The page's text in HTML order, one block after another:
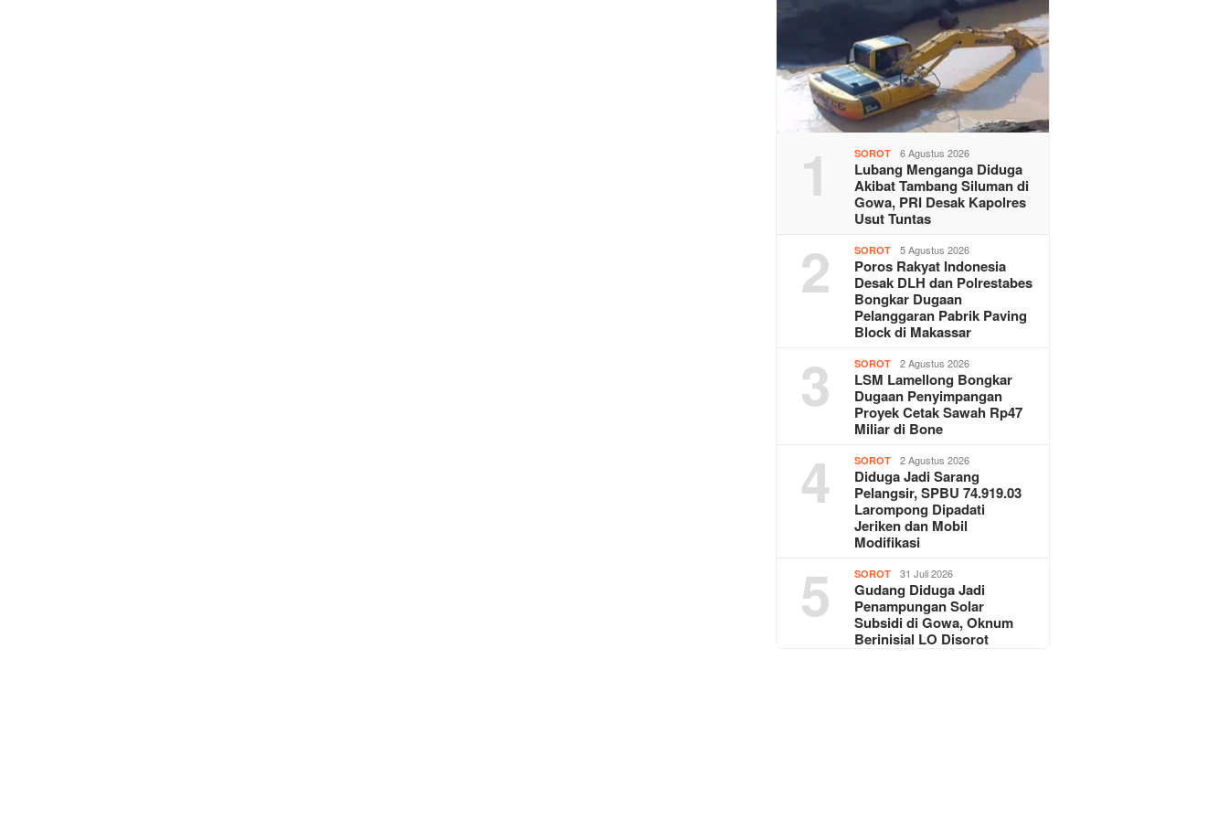
1 SOROT 6 Agustus 2026
Lubang Menganga Diduga
Akibat Tambang Siluman di
Gowa, PRI Desak Kapolres
Usut Tuntas
2 SOROT 5 Agustus 2026
Poros Rakyat Indonesia
Desak DLH dan Polrestabes
Bongkar Dugaan
Pelanggaran Pabrik Paving
Block di Makassar
3 SOROT 2 Agustus 2026
LSM Lamellong Bongkar
Dugaan Penyimpangan
Proyek Cetak Sawah Rp47
Miliar di Bone
4 SOROT 2 Agustus 2026
Diduga Jadi Sarang
Pelangsir, SPBU 74.919.03
Larompong Dipadati
Jeriken dan Mobil
Modifikasi
5 SOROT 31 Juli 2026
Gudang Diduga Jadi
Penampungan Solar
Subsidi di Gowa, Oknum
Berinisial LO Disorot